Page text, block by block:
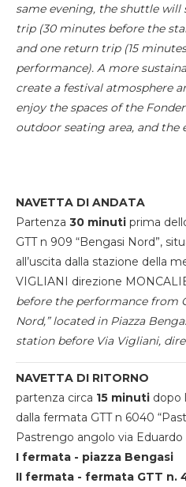
same evening, the shuttle
trip (30 minutes before the
and one return trip (15
performance). A more
create a festival atmosphere
enjoy the spaces of the
outdoor seating area, and the
NAVETTA DI ANDATA
Partenza 30 minuti prima
GTT n 909 “Bengasi Nord”,
all’uscita dalla stazione della
VIGLIANI direzione
before the performance from
Nord,” located in Piazza
station before Via Vigliani,
NAVETTA DI RITORNO
partenza circa 15 minuti dopo
dalla fermata GTT n 6040
Pastrengo angolo via
I fermata - piazza Bengasi
II fermata - fermata GTT n.